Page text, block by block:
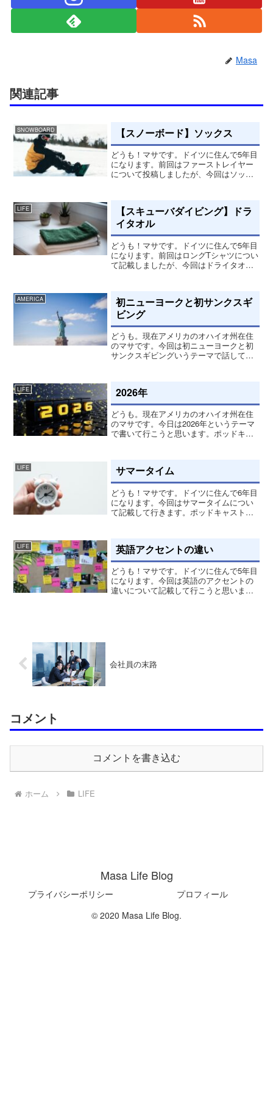
Masa
関連記事
SNOWBOARD 【スノーボード】ソックス
どうも！マサです。ドイツに住んで5年目
になります。前回はファーストレイヤー
について投稿しましたが、今回はソック
ソックスを重ね着して履...
LIFE
【スキューバダイビング】ドラ
イタオル
どうも！マサです。ドイツに住んで5年目
になります。前回はロングTシャツについ
て記載しましたが、今回はドライタオル
れ一つ持っているとと...
AMERICA
初ニューヨークと初サンクスギ
ビング
どうも。現在アメリカのオハイオ州在住
のマサです。今回は初ニューヨークと初
サンクスギビングいうテーマで話してい
の会社も会社カレン...
LIFE 2026年
どうも。現在アメリカのオハイオ州在住
のマサです。今日は2026年というテーマ
で書いて行こうと思います。ポッドキャ
たいですか？僕は...
LIFE サマータイム
どうも！マサです。ドイツに住んで6年目
になります。今回はサマータイムについ
て記載して行きます。ポッドキャストで
一番は、日が長く...
LIFE 英語アクセントの違い
どうも！マサです。ドイツに住んで5年目
になります。今回は英語のアクセントの
違いについて記載して行こうと思いま
会社員の末路
コメント
コメントを書き込む
ホーム LIFE
Masa Life Blog
プライバシーポリシー
プロフィール
© 2020 Masa Life Blog.